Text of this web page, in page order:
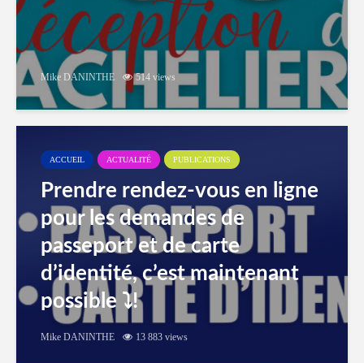
Mike DANINTHE 514 views
ACCUEIL ACTUALITÉ PUBLICATIONS
Prendre rendez-vous en ligne
pour les demandes de
passeport et de carte
d’identité, c’est maintenant
possible ⤵️!
Mike DANINTHE 13 883 views